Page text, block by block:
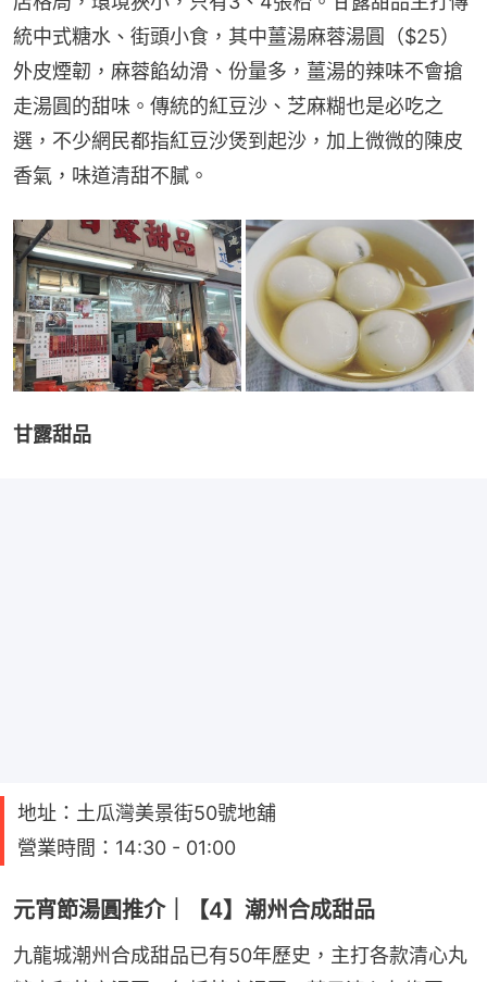
統中式糖水、街頭小食，其中薑湯麻蓉湯圓（$25）
外皮煙韌，麻蓉餡幼滑、份量多，薑湯的辣味不會搶
走湯圓的甜味。傳統的紅豆沙、芝麻糊也是必吃之
選，不少網民都指紅豆沙煲到起沙，加上微微的陳皮
香氣，味道清甜不膩。
甘露甜品
地址：土瓜灣美景街50號地舖
營業時間：14:30 - 01:00
元宵節湯圓推介｜【4】潮州合成甜品
九龍城潮州合成甜品已有50年歷史，主打各款清心丸